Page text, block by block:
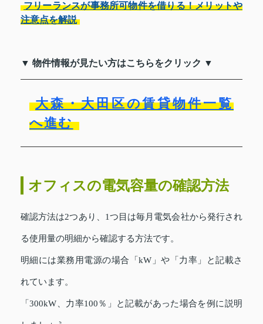
フリーランスが事務所可物件を借りる！メリットや
注意点を解説
▼ 物件情報が見たい方はこちらをクリック ▼
大森・大田区の賃貸物件一覧
へ進む
オフィスの電気容量の確認方法
確認方法は2つあり、1つ目は毎月電気会社から発行され
る使用量の明細から確認する方法です。
明細には業務用電源の場合「kW」や「力率」と記載さ
れています。
「300kW、力率100％」と記載があった場合を例に説明